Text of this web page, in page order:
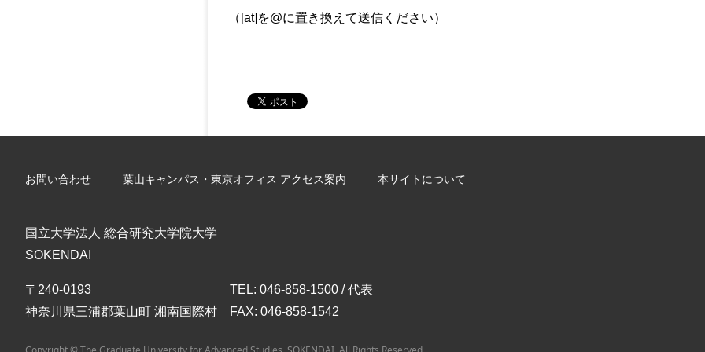
（[at]を@に置き換えて送信ください）
お問い合わせ 葉山キャンパス・東京オフィス アクセス案内 本サイトについて
国立大学法人 総合研究大学院大学
SOKENDAI
〒240-0193
神奈川県三浦郡葉山町 湘南国際村
TEL: 046-858-1500 / 代表
FAX: 046-858-1542